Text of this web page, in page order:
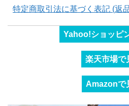
特定商取引法に基づく表記 (返
Yahoo!ショッピ
楽天市場で
Amazonで